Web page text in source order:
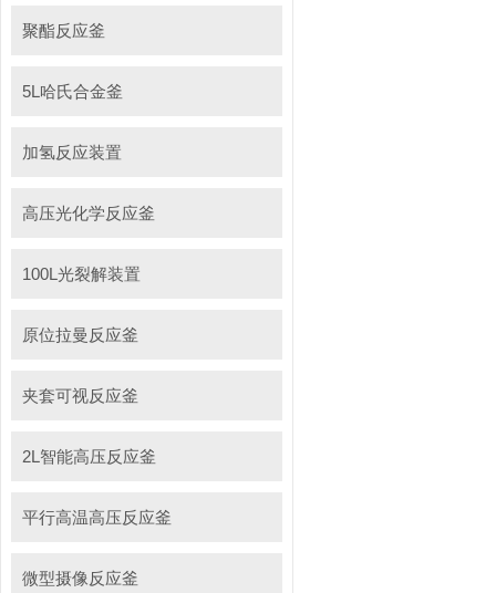
聚酯反应釜
5L哈氏合金釜
加氢反应装置
高压光化学反应釜
100L光裂解装置
原位拉曼反应釜
夹套可视反应釜
2L智能高压反应釜
平行高温高压反应釜
微型摄像反应釜